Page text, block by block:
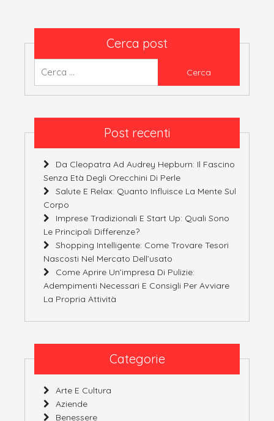
Cerca post
Post recenti
Da Cleopatra Ad Audrey Hepburn: Il Fascino
Senza Età Degli Orecchini Di Perle
Salute E Relax: Quanto Influisce La Mente Sul
Corpo
Imprese Tradizionali E Start Up: Quali Sono
Le Principali Differenze?
Shopping Intelligente: Come Trovare Tesori
Nascosti Nel Mercato Dell’usato
Come Aprire Un’impresa Di Pulizie:
Adempimenti Necessari E Consigli Per Avviare
La Propria Attività
Categorie
Arte E Cultura
Aziende
Benessere